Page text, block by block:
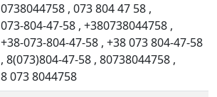
0738044758 , 073 804 47 58 ,
073-804-47-58 , +380738044758 ,
+38-073-804-47-58 , +38 073 804-47-58
, 8(073)804-47-58 , 80738044758 ,
8 073 8044758